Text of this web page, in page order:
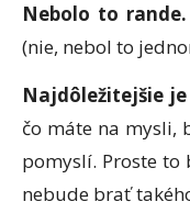
Nebolo to rande.
(nie, nebol to
Najdôležitejšie je
čo máte na mysli,
pomyslí. Proste to
nebude brať